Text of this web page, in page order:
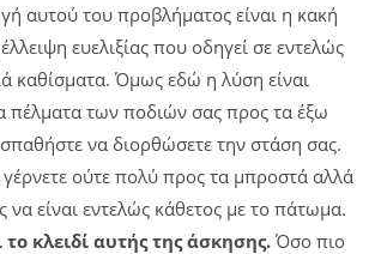
αυτού του προβλήματος είναι η κακή
ευελιξίας που οδηγεί σε εντελώς
καθίσματα. Όμως εδώ η λύση είναι
πέλματα των ποδιών σας προς τα έξω
να διορθώσετε την στάση σας.
ούτε πολύ προς τα μπροστά αλλά
να είναι εντελώς κάθετος με το πάτωμα.
το κλειδί αυτής της άσκησης. Όσο πιο